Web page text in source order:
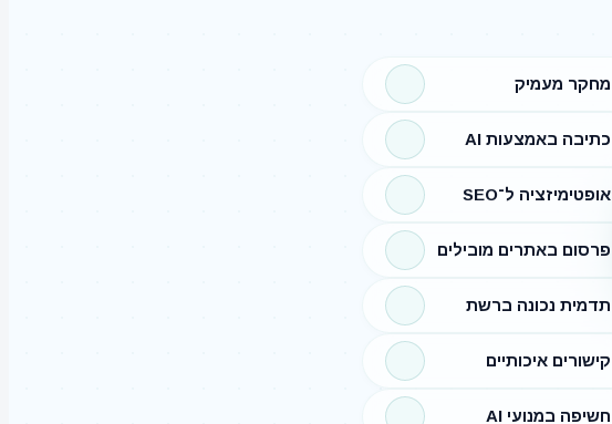
מחקר מעמיק
כתיבה באמצעות AI
אופטימיזציה ל־SEO
פרסום באתרים מובילים
תדמית נכונה ברשת
קישורים איכותיים
חשיפה במנועי AI